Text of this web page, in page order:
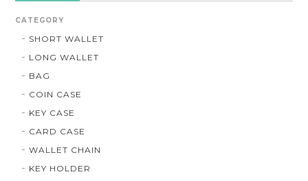
CATEGORY
SHORT WALLET
LONG WALLET
BAG
COIN CASE
KEY CASE
CARD CASE
WALLET CHAIN
KEY HOLDER